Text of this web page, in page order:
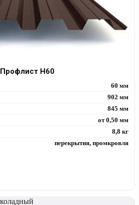
Профлист Н60
60 мм
902 мм
845 мм
от 0,50 мм
8,8 кг
перекрытия, промкровля